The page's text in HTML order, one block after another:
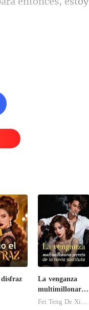
La venganza
multimillonaria
secreta de la